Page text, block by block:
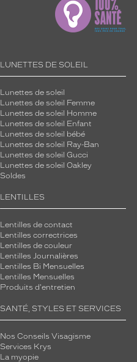
LUNETTES DE SOLEIL
Lunettes de soleil
Lunettes de soleil Femme
Lunettes de soleil Homme
Lunettes de soleil Enfant
Lunettes de soleil bébé
Lunettes de soleil Ray-Ban
Lunettes de soleil Gucci
Lunettes de soleil Oakley
Soldes
LENTILLES
Lentilles de contact
Lentilles correctrices
Lentilles de couleur
Lentilles Journalières
Lentilles Bi Mensuelles
Lentilles Mensuelles
Produits d'entretien
SANTÉ, STYLES ET SERVICES
Nos Conseils Visagisme
Services Krys
La myopie